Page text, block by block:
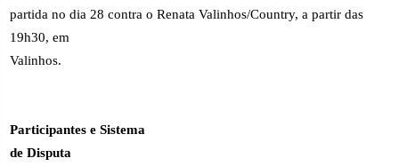
partida no dia 28 contra o Renata Valinhos/Country, a partir das
19h30, em
Valinhos.
Participantes e Sistema
de Disputa